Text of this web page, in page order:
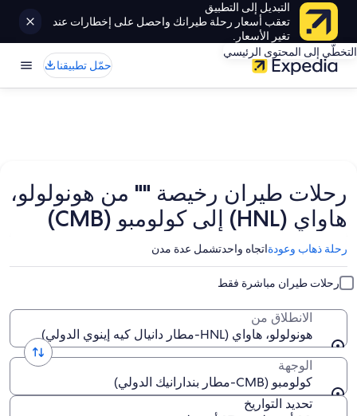
التبديل إلى التطبيق
تعقب أسعار رحلة طيرانك واحصل على إخطارات عند
تغير الأسعار.
التخطّي إلى المحتوى الرئيسي
حمّل تطبيقنا
رحلات طيران رخيصة "" من هونولولو،
هاواي (HNL) إلى كولومبو (CMB)
رحلة ذهاب وعودةاتجاه واحدتشمل عدة مدن
رحلات طيران مباشرة فقط
الانطلاق من
هونولولو، هاواي (HNL-مطار دانيال كيه إينوي الدولي)
الوجهة
كولومبو (CMB-مطار بندارانيك الدولي)
تحديد التواريخ